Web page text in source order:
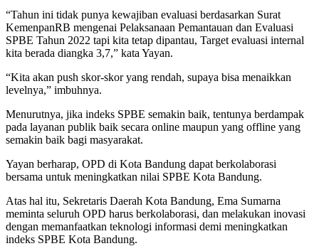
“Tahun ini tidak punya kewajiban evaluasi berdasarkan Surat
KemenpanRB mengenai Pelaksanaan Pemantauan dan Evaluasi
SPBE Tahun 2022 tapi kita tetap dipantau, Target evaluasi internal
kita berada diangka 3,7,” kata Yayan.
“Kita akan push skor-skor yang rendah, supaya bisa menaikkan
levelnya,” imbuhnya.
Menurutnya, jika indeks SPBE semakin baik, tentunya berdampak
pada layanan publik baik secara online maupun yang offline yang
semakin baik bagi masyarakat.
Yayan berharap, OPD di Kota Bandung dapat berkolaborasi
bersama untuk meningkatkan nilai SPBE Kota Bandung.
Atas hal itu, Sekretaris Daerah Kota Bandung, Ema Sumarna
meminta seluruh OPD harus berkolaborasi, dan melakukan inovasi
dengan memanfaatkan teknologi informasi demi meningkatkan
indeks SPBE Kota Bandung.